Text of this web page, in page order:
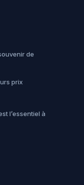
de
prix
l’essentiel à